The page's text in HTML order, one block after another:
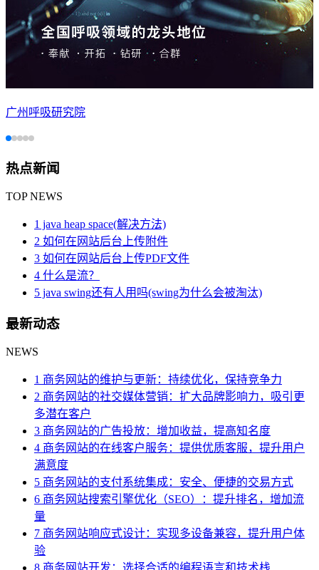
广州呼吸研究院
热点新闻
TOP NEWS
1 java heap space(解决方法)
2 如何在网站后台上传附件
3 如何在网站后台上传PDF文件
4 什么是流？
5 java swing还有人用吗(swing为什么会被淘汰)
最新动态
NEWS
1 商务网站的维护与更新：持续优化，保持竞争力
2 商务网站的社交媒体营销：扩大品牌影响力，吸引更
多潜在客户
3 商务网站的广告投放：增加收益，提高知名度
4 商务网站的在线客户服务：提供优质客服，提升用户
满意度
5 商务网站的支付系统集成：安全、便捷的交易方式
6 商务网站搜索引擎优化（SEO）：提升排名，增加流
量
7 商务网站响应式设计：实现多设备兼容，提升用户体
验